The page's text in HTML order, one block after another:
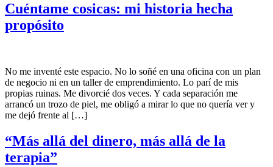
Cuéntame cosicas: mi historia hecha
propósito
No me inventé este espacio. No lo soñé en una oficina con un plan
de negocio ni en un taller de emprendimiento. Lo parí de mis
propias ruinas. Me divorcié dos veces. Y cada separación me
arrancó un trozo de piel, me obligó a mirar lo que no quería ver y
me dejó frente al […]
“Más allá del dinero, más allá de la
terapia”